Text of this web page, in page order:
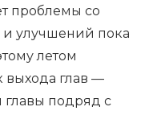
проблемы со
и улучшений пока
летом
выхода глав —
главы подряд с